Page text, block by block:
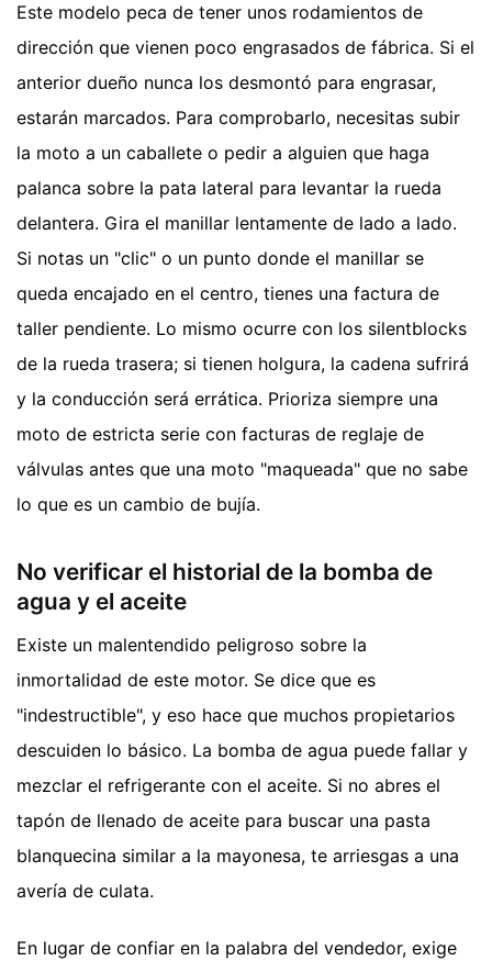
Este modelo peca de tener unos rodamientos de
dirección que vienen poco engrasados de fábrica. Si el
anterior dueño nunca los desmontó para engrasar,
estarán marcados. Para comprobarlo, necesitas subir
la moto a un caballete o pedir a alguien que haga
palanca sobre la pata lateral para levantar la rueda
delantera. Gira el manillar lentamente de lado a lado.
Si notas un "clic" o un punto donde el manillar se
queda encajado en el centro, tienes una factura de
taller pendiente. Lo mismo ocurre con los silentblocks
de la rueda trasera; si tienen holgura, la cadena sufrirá
y la conducción será errática. Prioriza siempre una
moto de estricta serie con facturas de reglaje de
válvulas antes que una moto "maqueada" que no sabe
lo que es un cambio de bujía.
No verificar el historial de la bomba de
agua y el aceite
Existe un malentendido peligroso sobre la
inmortalidad de este motor. Se dice que es
"indestructible", y eso hace que muchos propietarios
descuiden lo básico. La bomba de agua puede fallar y
mezclar el refrigerante con el aceite. Si no abres el
tapón de llenado de aceite para buscar una pasta
blanquecina similar a la mayonesa, te arriesgas a una
avería de culata.
En lugar de confiar en la palabra del vendedor, exige